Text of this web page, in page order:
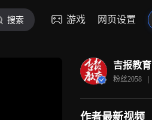
搜索 游戏 网页设置
吉报教育
粉丝2058 |
作者最新视频